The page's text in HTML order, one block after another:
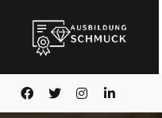
Skip
content
for: